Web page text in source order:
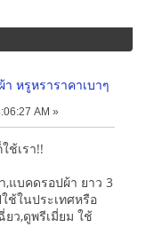
หรูหราราคาเบาๆ
AM »
ช้เรา!!
แบคดรอปผ้า ยาว 3
ช้ในประเทศหรือ
ยว,ดูพรีเมี่ยม ใช้